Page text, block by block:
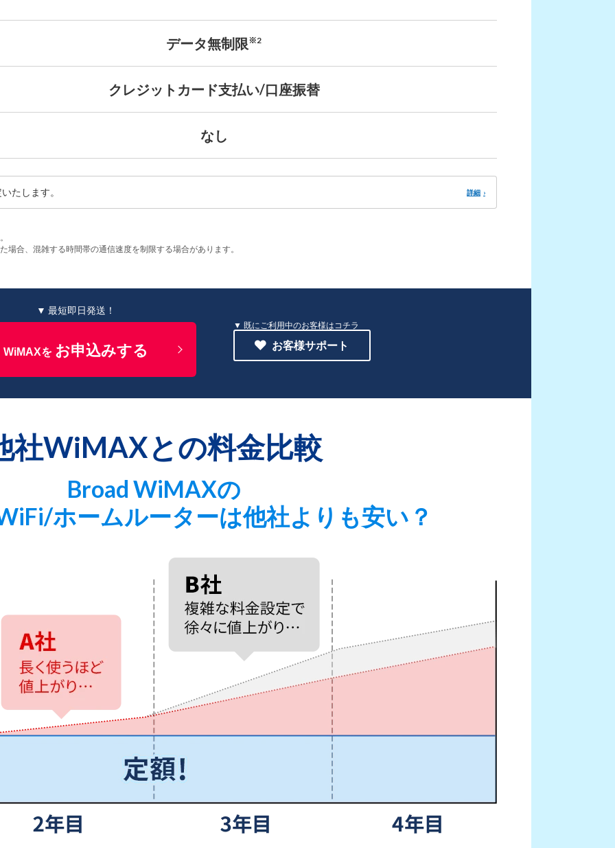
データ無制限※2
クレジットカード支払い/口座振替
なし
たします。 詳細 ›
場合、混雑する時間帯の通信速度を制限する場合があります。
▼ 最短即日発送！
WiMAXを お申込みする
既にご利用中のお客様はコチラ
お客様サポート
社WiMAXとの料金比較
Broad WiMAXの
ホームルーターは他社よりも安い？